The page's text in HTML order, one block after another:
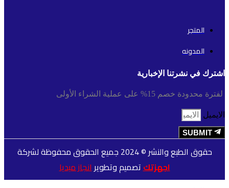
المتجر
المدونه
اشترك في نشرتنا الإخبارية
لفترة محدودة خصم 15% على عملية الشراء الأولى
الايميل
SUBMIT
حقوق الطبع والنشر © 2024 جميع الحقوق محفوظة لشركة
اجهزتكتصميم وتطويرانجاز ميديا